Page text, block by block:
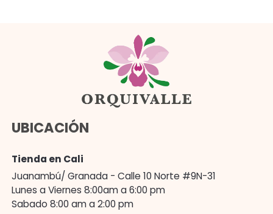
UBICACIÓN
Tienda en Cali
Juanambú/ Granada - Calle 10 Norte #9N-31
Lunes a Viernes 8:00am a 6:00 pm
Sabado 8:00 am a 2:00 pm